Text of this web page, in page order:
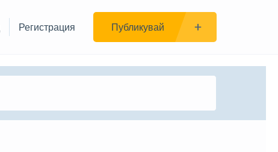
Регистрация Публикувай